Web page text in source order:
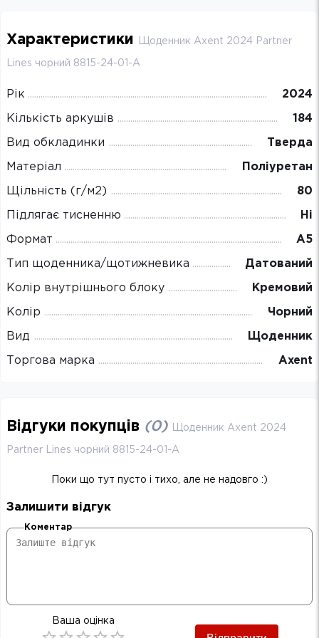
Характеристики Щоденник Axent 2024 Partner
Lines чорний 8815-24-01-A
Рік 2024
Кількість аркушів 184
Вид обкладинки Тверда
Матеріал Поліуретан
Щільність (г/м2) 80
Підлягає тисненню Ні
Формат А5
Тип щоденника/щотижневика Датований
Колір внутрішнього блоку Кремовий
Колір Чорний
Вид Щоденник
Торгова марка Axent
Відгуки покупців (0) Щоденник Axent 2024
Partner Lines чорний 8815-24-01-A
Поки що тут пусто і тихо, але не надовго :)
Залишити відгук
Коментар
Ваша оцінка